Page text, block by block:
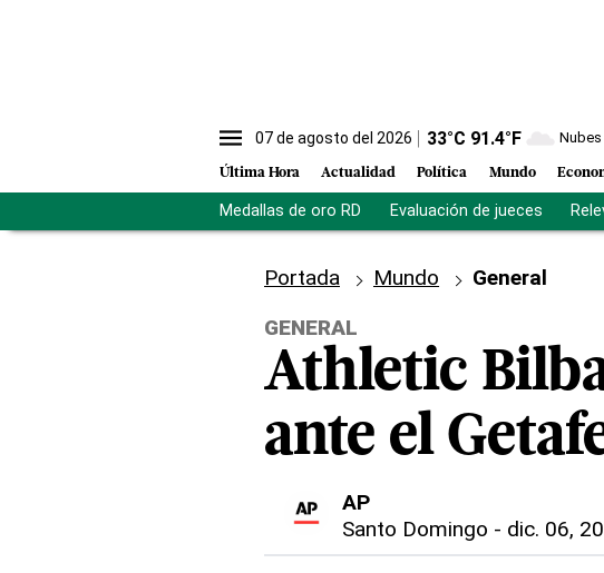
07 de agosto del 2026 33°C 91.4°F
Última Hora Actualidad Política Mundo
Medallas de oro RD Evaluación de jueces
Portada Mundo
General
GENERAL
Athletic
ante el
AP
Santo Domingo - dic. 06,